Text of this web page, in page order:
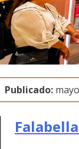
Publicado: